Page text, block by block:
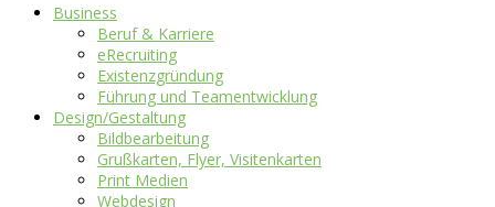
Business
Beruf & Karriere
eRecruiting
Existenzgründung
Führung und Teamentwicklung
Design/Gestaltung
Bildbearbeitung
Grußkarten, Flyer, Visitenkarten
Print Medien
Webdesign